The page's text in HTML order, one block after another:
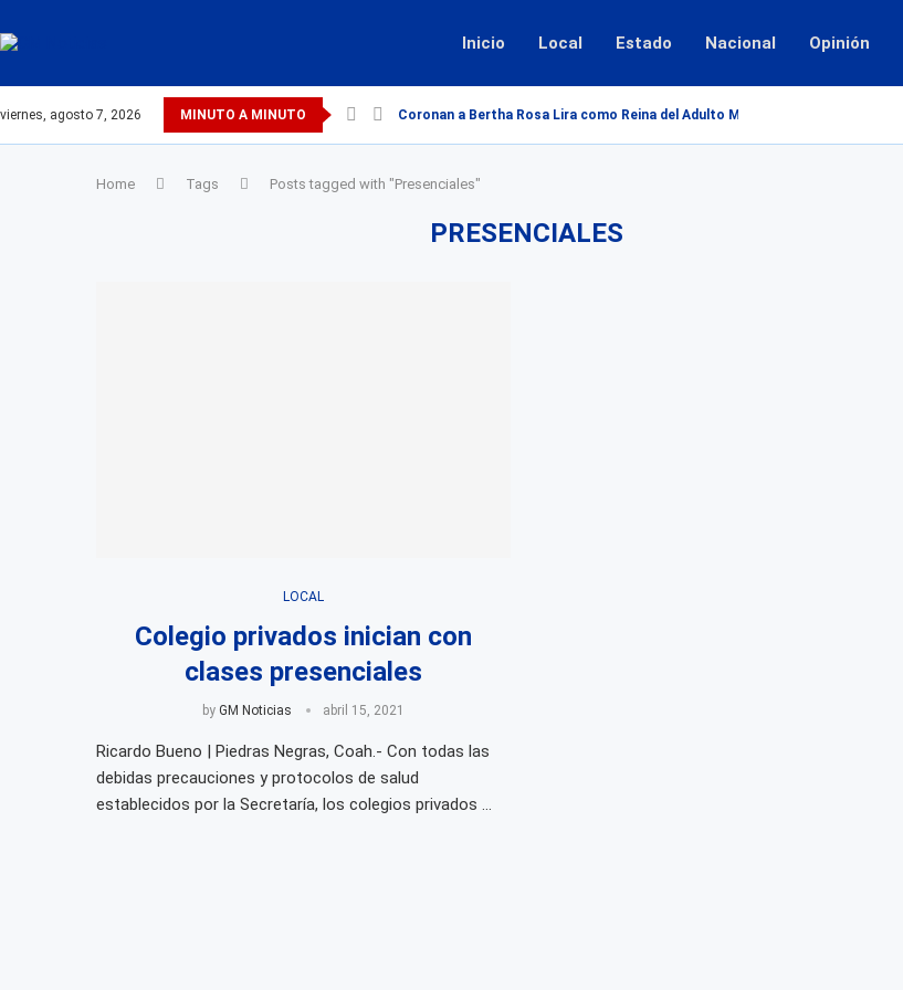
Inicio Local Estado Nacional Opinión
viernes, agosto 7, 2026 MINUTO A MINUTO Coronan a Bertha Rosa Lira como Reina del Adulto Mayor 2026...
Home Tags Posts tagged with "Presenciales"
PRESENCIALES
LOCAL
Colegio privados inician con
clases presenciales
by GM Noticias abril 15, 2021
Ricardo Bueno | Piedras Negras, Coah.- Con todas las
debidas precauciones y protocolos de salud
establecidos por la Secretaría, los colegios privados …